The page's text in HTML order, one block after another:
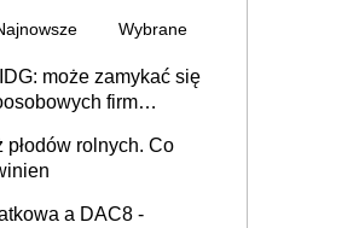
Wybrane
może zamykać się
firm
rolnych. Co
a DAC8 -